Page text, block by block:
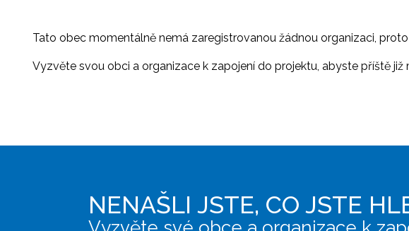
Tato obec momentálně nemá zaregistrovanou žádnou organizaci,
Vyzvěte svou obci a organizace k zapojení do projektu, abyste příště
NENAŠLI JSTE, CO JSTE